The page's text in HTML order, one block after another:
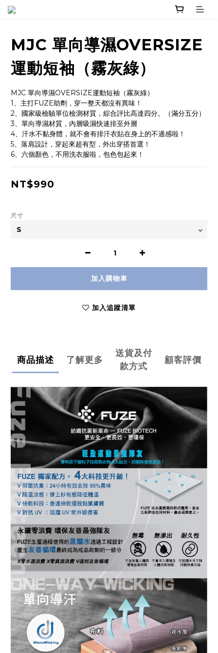
MJC 單向導濕OVERSIZE
運動短袖（霧灰綠）
MJC 單向導濕OVERSIZE運動短袖（霧灰綠）
1、主打FUZE助劑，穿一整天都沒有異味！
2、國家級檢驗單位檢測材質，綜合評比高達四分。（滿分五分）
3、單向導濕材質，內層吸濕快速排至外層
4、汗水不黏身體，就不會有排汗衣貼在身上的不適感啦！
5、落肩設計，穿起來超有型，外出穿搭首選！
6、六個顏色，不用洗衣服啦，包色包起來！
NT$990
尺寸
加入購物車
加入追蹤清單
商品描述 了解更多
送貨及付
款方式
顧客評價